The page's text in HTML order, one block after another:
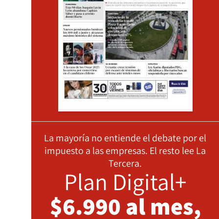
La mayoría no entiende el debate por el
impuesto a las empresas. El resto lee La
Tercera.
Plan Digital+
$6.990 al mes,